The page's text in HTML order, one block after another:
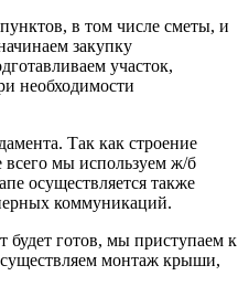
в том числе сметы, и
закупку
участок,
необходимости
Так как строение
всего мы используем ж/б
осуществляется также
коммуникаций.
будет готов, мы приступаем к
монтаж крыши,